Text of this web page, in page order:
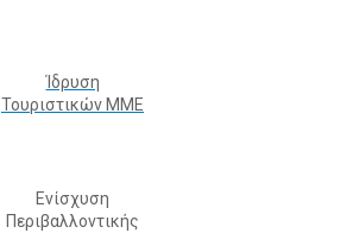
Ίδρυση
Τουριστικών ΜΜΕ
Ενίσχυση
Περιβαλλοντικής